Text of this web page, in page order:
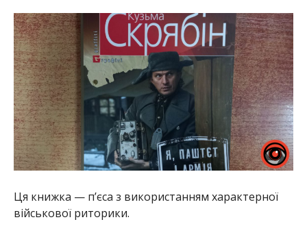
Ця книжка — п’єса з використанням характерної
військової риторики.